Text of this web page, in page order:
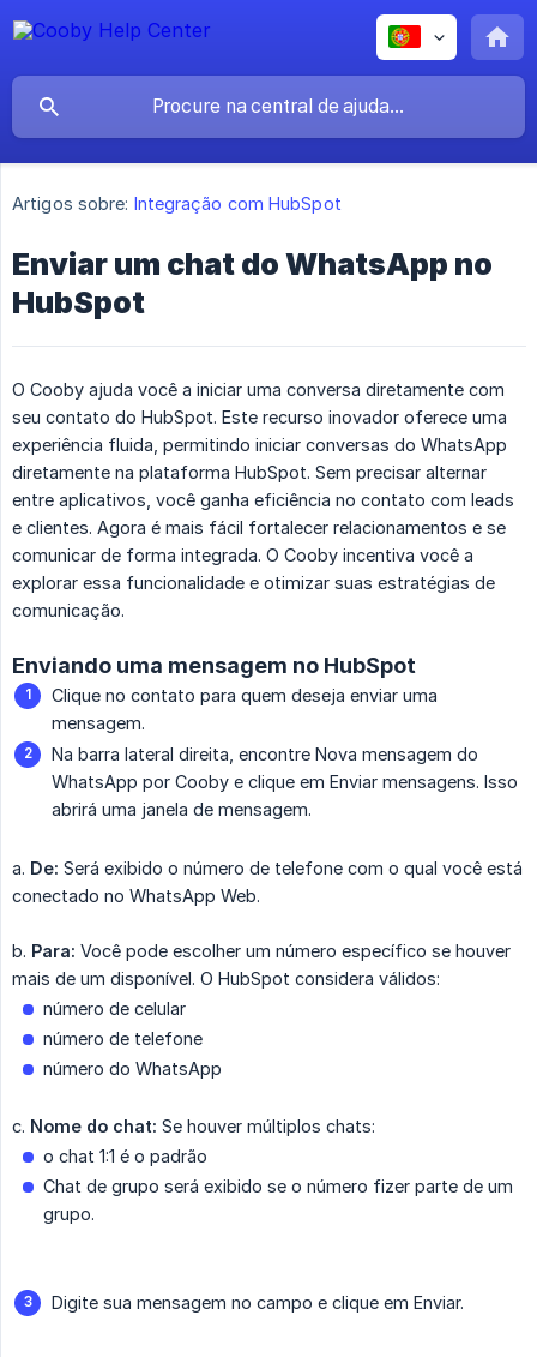
Artigos sobre: Integração com HubSpot
Enviar um chat do WhatsApp no
HubSpot
O Cooby ajuda você a iniciar uma conversa diretamente com
seu contato do HubSpot. Este recurso inovador oferece uma
experiência fluida, permitindo iniciar conversas do WhatsApp
diretamente na plataforma HubSpot. Sem precisar alternar
entre aplicativos, você ganha eficiência no contato com leads
e clientes. Agora é mais fácil fortalecer relacionamentos e se
comunicar de forma integrada. O Cooby incentiva você a
explorar essa funcionalidade e otimizar suas estratégias de
comunicação.
Enviando uma mensagem no HubSpot
Clique no contato para quem deseja enviar uma
mensagem.
Na barra lateral direita, encontre Nova mensagem do
WhatsApp por Cooby e clique em Enviar mensagens. Isso
abrirá uma janela de mensagem.
a. De: Será exibido o número de telefone com o qual você está
conectado no WhatsApp Web.
b. Para: Você pode escolher um número específico se houver
mais de um disponível. O HubSpot considera válidos:
número de celular
número de telefone
número do WhatsApp
c. Nome do chat: Se houver múltiplos chats:
o chat 1:1 é o padrão
Chat de grupo será exibido se o número fizer parte de um
grupo.
Digite sua mensagem no campo e clique em Enviar.